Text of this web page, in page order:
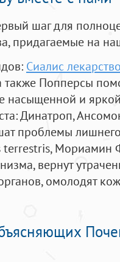
шаг для
придагаемые на
Сиалис
также Попперсы
насыщенной и
: Динатроп,
проблемы
terrestris, Мориамин
вернут
омолодят